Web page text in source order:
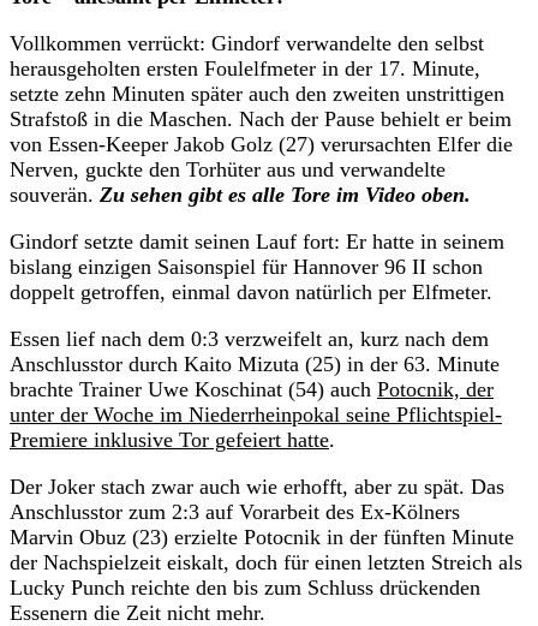
Vollkommen verrückt: Gindorf verwandelte den selbst
herausgeholten ersten Foulelfmeter in der 17. Minute,
setzte zehn Minuten später auch den zweiten unstrittigen
Strafstoß in die Maschen. Nach der Pause behielt er beim
von Essen-Keeper Jakob Golz (27) verursachten Elfer die
Nerven, guckte den Torhüter aus und verwandelte
souverän. Zu sehen gibt es alle Tore im Video oben.
Gindorf setzte damit seinen Lauf fort: Er hatte in seinem
bislang einzigen Saisonspiel für Hannover 96 II schon
doppelt getroffen, einmal davon natürlich per Elfmeter.
Essen lief nach dem 0:3 verzweifelt an, kurz nach dem
Anschlusstor durch Kaito Mizuta (25) in der 63. Minute
brachte Trainer Uwe Koschinat (54) auch Potocnik, der
unter der Woche im Niederrheinpokal seine Pflichtspiel-
Premiere inklusive Tor gefeiert hatte.
Der Joker stach zwar auch wie erhofft, aber zu spät. Das
Anschlusstor zum 2:3 auf Vorarbeit des Ex-Kölners
Marvin Obuz (23) erzielte Potocnik in der fünften Minute
der Nachspielzeit eiskalt, doch für einen letzten Streich als
Lucky Punch reichte den bis zum Schluss drückenden
Essenern die Zeit nicht mehr.